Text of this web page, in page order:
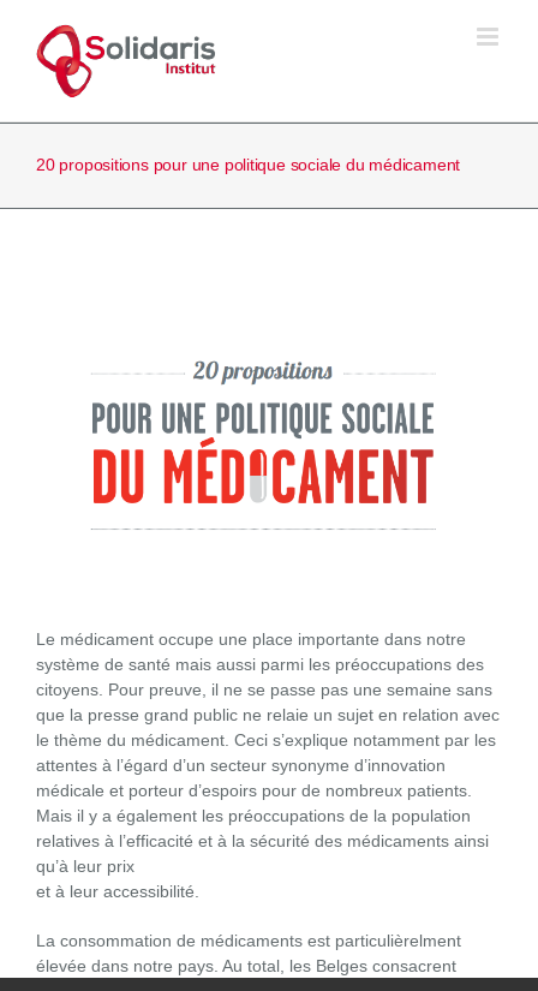
contenu
20 propositions pour une politique sociale du médicament
Le médicament occupe une place importante dans notre
système de santé mais aussi parmi les préoccupations des
citoyens. Pour preuve, il ne se passe pas une semaine sans
que la presse grand public ne relaie un sujet en relation avec
le thème du médicament. Ceci s’explique notamment par les
attentes à l’égard d’un secteur synonyme d’innovation
médicale et porteur d’espoirs pour de nombreux patients.
Mais il y a également les préoccupations de la population
relatives à l’efficacité et à la sécurité des médicaments ainsi
qu’à leur prix
et à leur accessibilité.
La consommation de médicaments est particulièrelment
élevée dans notre pays. Au total, les Belges consacrent